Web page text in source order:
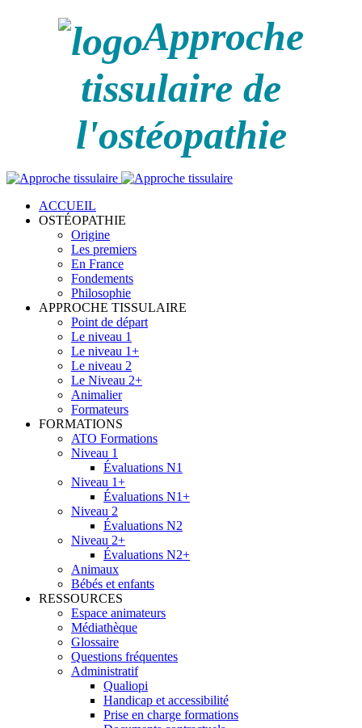
Approche
tissulaire de
l'ostéopathie
ACCUEIL
OSTÉOPATHIE
Origine
Les premiers
En France
Fondements
Philosophie
APPROCHE TISSULAIRE
Point de départ
Le niveau 1
Le niveau 1+
Le niveau 2
Le Niveau 2+
Animalier
Formateurs
FORMATIONS
ATO Formations
Niveau 1
Évaluations N1
Niveau 1+
Évaluations N1+
Niveau 2
Évaluations N2
Niveau 2+
Évaluations N2+
Animaux
Bébés et enfants
RESSOURCES
Espace animateurs
Médiathèque
Glossaire
Questions fréquentes
Administratif
Qualiopi
Handicap et accessibilité
Prise en charge formations